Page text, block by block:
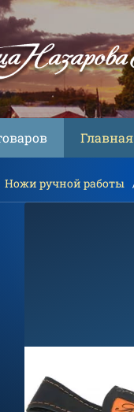
Главная
Ножи ручной работы